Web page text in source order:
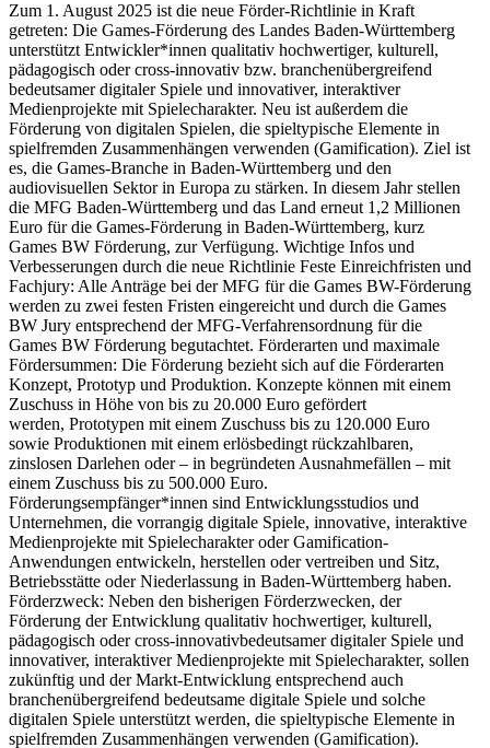
Zum 1. August 2025 ist die neue Förder-Richtlinie in Kraft
getreten: Die Games-Förderung des Landes Baden-Württemberg
unterstützt Entwickler*innen qualitativ hochwertiger, kulturell,
pädagogisch oder cross-innovativ bzw. branchenübergreifend
bedeutsamer digitaler Spiele und innovativer, interaktiver
Medienprojekte mit Spielecharakter. Neu ist außerdem die
Förderung von digitalen Spielen, die spieltypische Elemente in
spielfremden Zusammenhängen verwenden (Gamification). Ziel ist
es, die Games-Branche in Baden-Württemberg und den
audiovisuellen Sektor in Europa zu stärken. In diesem Jahr stellen
die MFG Baden-Württemberg und das Land erneut 1,2 Millionen
Euro für die Games-Förderung in Baden-Württemberg, kurz
Games BW Förderung, zur Verfügung. Wichtige Infos und
Verbesserungen durch die neue Richtlinie Feste Einreichfristen und
Fachjury: Alle Anträge bei der MFG für die Games BW-Förderung
werden zu zwei festen Fristen eingereicht und durch die Games
BW Jury entsprechend der MFG-Verfahrensordnung für die
Games BW Förderung begutachtet. Förderarten und maximale
Fördersummen: Die Förderung bezieht sich auf die Förderarten
Konzept, Prototyp und Produktion. Konzepte können mit einem
Zuschuss in Höhe von bis zu 20.000 Euro gefördert
werden, Prototypen mit einem Zuschuss bis zu 120.000 Euro
sowie Produktionen mit einem erlösbedingt rückzahlbaren,
zinslosen Darlehen oder – in begründeten Ausnahmefällen – mit
einem Zuschuss bis zu 500.000 Euro.
Förderungsempfänger*innen sind Entwicklungsstudios und
Unternehmen, die vorrangig digitale Spiele, innovative, interaktive
Medienprojekte mit Spielecharakter oder Gamification-
Anwendungen entwickeln, herstellen oder vertreiben und Sitz,
Betriebsstätte oder Niederlassung in Baden-Württemberg haben.
Förderzweck: Neben den bisherigen Förderzwecken, der
Förderung der Entwicklung qualitativ hochwertiger, kulturell,
pädagogisch oder cross-innovativbedeutsamer digitaler Spiele und
innovativer, interaktiver Medienprojekte mit Spielecharakter, sollen
zukünftig und der Markt-Entwicklung entsprechend auch
branchenübergreifend bedeutsame digitale Spiele und solche
digitalen Spiele unterstützt werden, die spieltypische Elemente in
spielfremden Zusammenhängen verwenden (Gamification).